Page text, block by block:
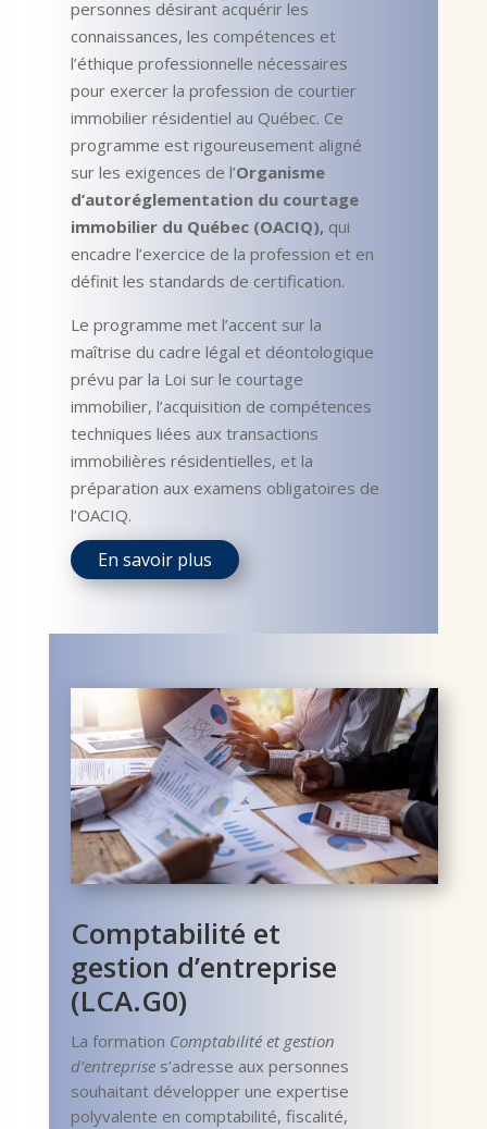
personnes désirant acquérir les
connaissances, les compétences et
l’éthique professionnelle nécessaires
pour exercer la profession de courtier
immobilier résidentiel au Québec. Ce
programme est rigoureusement aligné
sur les exigences de l’Organisme
d’autoréglementation du courtage
immobilier du Québec (OACIQ), qui
encadre l’exercice de la profession et en
définit les standards de certification.
Le programme met l’accent sur la
maîtrise du cadre légal et déontologique
prévu par la Loi sur le courtage
immobilier, l’acquisition de compétences
techniques liées aux transactions
immobilières résidentielles, et la
préparation aux examens obligatoires de
l’OACIQ.
En savoir plus
Comptabilité et
gestion d’entreprise
(LCA.G0)
La formation Comptabilité et gestion
d’entreprises’adresse aux personnes
souhaitant développer une expertise
polyvalente en comptabilité, fiscalité,